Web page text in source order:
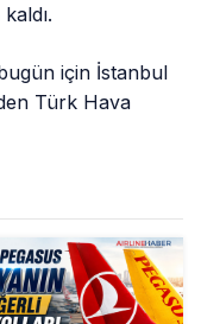
için İstanbul
Türk Hava